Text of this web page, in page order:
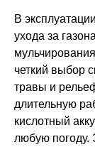
В
ухода за
четкий выбор
травы и
длительную
кислотный
любую погоду.